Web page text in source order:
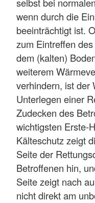
selbst bei
wenn durch die
beeinträchtigt ist.
zum Eintreffen
dem (kalten)
weiterem
verhindern, ist der
Unterlegen einer
Zudecken des
wichtigsten Erste-
Kälteschutz zeigt
Seite der
Betroffenen hin,
Seite zeigt nach
nicht direkt am